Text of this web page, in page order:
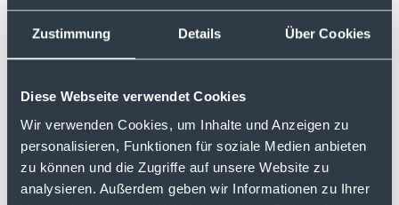
Zustimmung Details Über Cookies
Diese Webseite verwendet Cookies
Wir verwenden Cookies, um Inhalte und Anzeigen zu
personalisieren, Funktionen für soziale Medien anbieten
zu können und die Zugriffe auf unsere Website zu
analysieren. Außerdem geben wir Informationen zu Ihrer
was zu Absatzverlusten führen kann.
Getroffen werden vor allem
Siemens,
2. Finanz- und
Technologiesektor unter
Druck